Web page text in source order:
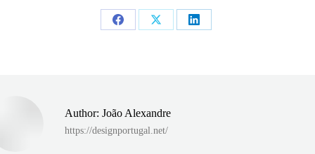
Share
Share
Share
Author: João Alexandre
https://designportugal.net/